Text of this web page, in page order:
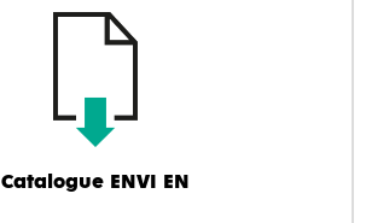
Catalogue ENVI EN